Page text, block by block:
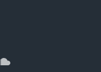
SoundCloud